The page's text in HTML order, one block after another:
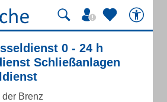
0 - 24 h
Schließanlagen
Brenz